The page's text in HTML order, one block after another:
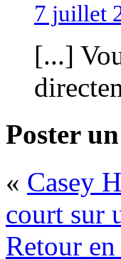
7 juillet
[...]
Poster
« Casey
court sur
Retour